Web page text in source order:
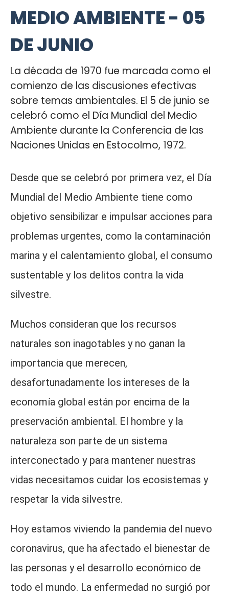
MEDIO AMBIENTE - 05
DE JUNIO
La década de 1970 fue marcada como el
comienzo de las discusiones efectivas
sobre temas ambientales. El 5 de junio se
celebró como el Día Mundial del Medio
Ambiente durante la Conferencia de las
Naciones Unidas en Estocolmo, 1972.
Desde que se celebró por primera vez, el Día
Mundial del Medio Ambiente tiene como
objetivo sensibilizar e impulsar acciones para
problemas urgentes, como la contaminación
marina y el calentamiento global, el consumo
sustentable y los delitos contra la vida
silvestre.
Muchos consideran que los recursos
naturales son inagotables y no ganan la
importancia que merecen,
desafortunadamente los intereses de la
economía global están por encima de la
preservación ambiental. El hombre y la
naturaleza son parte de un sistema
interconectado y para mantener nuestras
vidas necesitamos cuidar los ecosistemas y
respetar la vida silvestre.
Hoy estamos viviendo la pandemia del nuevo
coronavirus, que ha afectado el bienestar de
las personas y el desarrollo económico de
todo el mundo. La enfermedad no surgió por